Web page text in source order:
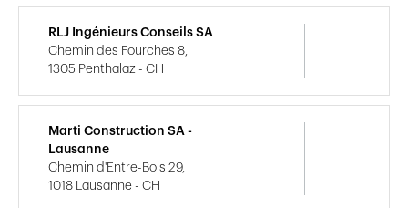
RLJ Ingénieurs Conseils SA
Chemin des Fourches 8,
1305 Penthalaz - CH
Marti Construction SA -
Lausanne
Chemin d'Entre-Bois 29,
1018 Lausanne - CH